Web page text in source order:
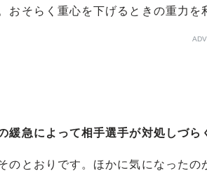
おそらく重心を下げるときの重力を
急によって相手選手が対処しづら
のとおりです。ほかに気になったの